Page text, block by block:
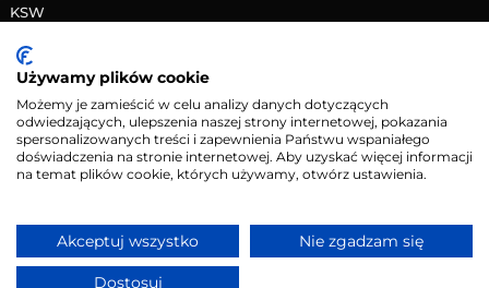
KSW
PRIME MMA
Żużlowa Ekstraliga
Speedway Grand Prix
Skoki narciarskie
Kontakt•Reklama• Polityka prywatności
Używamy plików cookie
Możemy je zamieścić w celu analizy danych dotyczących
odwiedzających, ulepszenia naszej strony internetowej, pokazania
spersonalizowanych treści i zapewnienia Państwu wspaniałego
doświadczenia na stronie internetowej. Aby uzyskać więcej informacji
na temat plików cookie, których używamy, otwórz ustawienia.
Akceptuj wszystko Nie zgadzam się
Dostosuj